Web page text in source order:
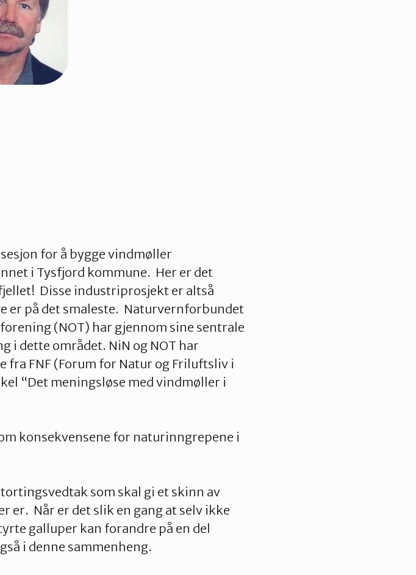
for å bygge vindmøller
i Tysfjord kommune. Her er det
Disse industriprosjekt er altså
er på det smaleste. Naturvernforbundet
(NOT) har gjennom sine sentrale
i dette området. NiN og NOT har
FNF (Forum for Natur og Friluftsliv i
“Det meningsløse med vindmøller i
konsekvensene for naturinngrepene i
som skal gi et skinn av
Når er det slik en gang at selv ikke
galluper kan forandre på en del
i denne sammenheng.